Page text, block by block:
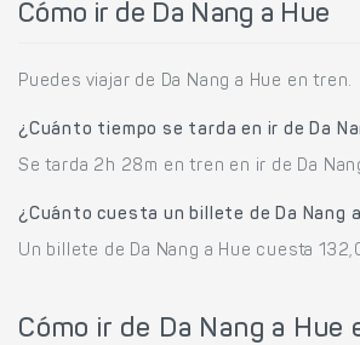
Cómo ir de Da Nang a Hue
Puedes viajar de Da Nang a Hue en tren.
¿Cuánto tiempo se tarda en ir de Da
Se tarda 2h 28m en tren en ir de Da
¿Cuánto cuesta un billete de Da Nang
Un billete de Da Nang a Hue cuesta
Cómo ir de Da Nang a Hue